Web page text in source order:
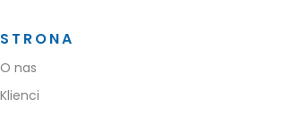
STRONA
O nas
Klienci